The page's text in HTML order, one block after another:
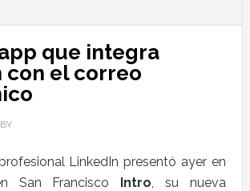
que integra
con el correo
LinkedIn presentó ayer en
San Francisco Intro, su nueva